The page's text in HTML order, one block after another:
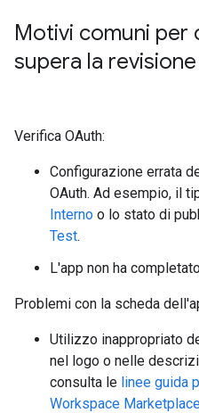
Motivi comuni per
supera la revisione
Verifica OAuth:
Configurazione errata
OAuth. Ad esempio, il
Interno o lo stato di
Test.
L'app non ha
Problemi con la scheda
Utilizzo inappropriato
nel logo o nelle
consulta le linee guida
Workspace